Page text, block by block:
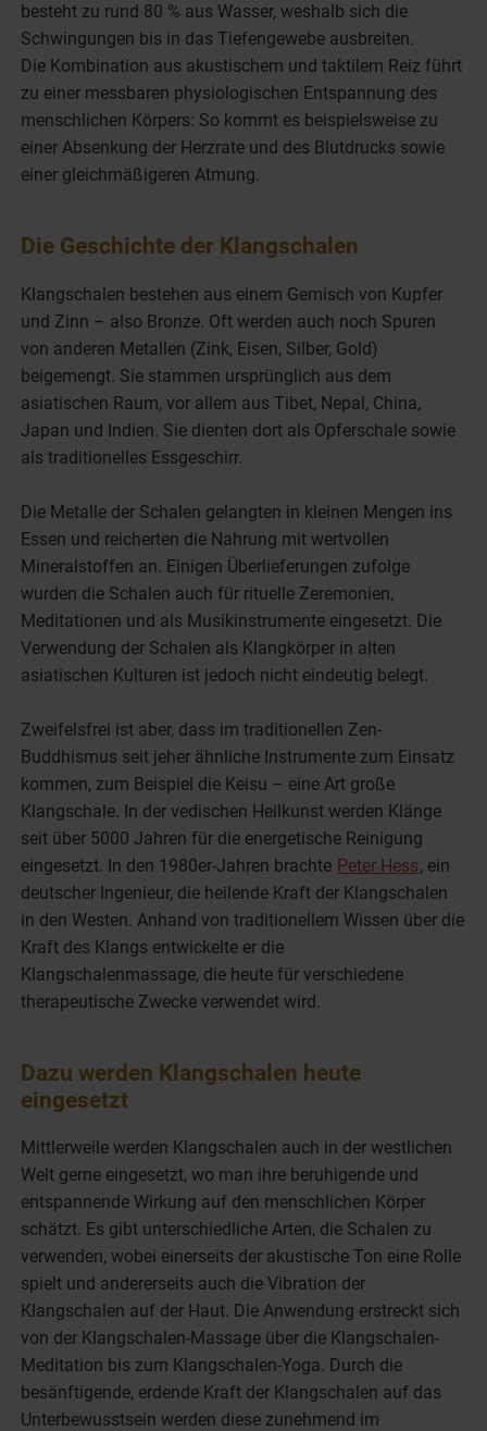
besteht zu rund 80 % aus Wasser, weshalb sich die
Schwingungen bis in das Tiefengewebe ausbreiten.
Die Kombination aus akustischem und taktilem Reiz führt
zu einer messbaren physiologischen Entspannung des
menschlichen Körpers: So kommt es beispielsweise zu
einer Absenkung der Herzrate und des Blutdrucks sowie
einer gleichmäßigeren Atmung.
Die Geschichte der Klangschalen
Klangschalen bestehen aus einem Gemisch von Kupfer
und Zinn – also Bronze. Oft werden auch noch Spuren
von anderen Metallen (Zink, Eisen, Silber, Gold)
beigemengt. Sie stammen ursprünglich aus dem
asiatischen Raum, vor allem aus Tibet, Nepal, China,
Japan und Indien. Sie dienten dort als Opferschale sowie
als traditionelles Essgeschirr.
Die Metalle der Schalen gelangten in kleinen Mengen ins
Essen und reicherten die Nahrung mit wertvollen
Mineralstoffen an. Einigen Überlieferungen zufolge
wurden die Schalen auch für rituelle Zeremonien,
Meditationen und als Musikinstrumente eingesetzt. Die
Verwendung der Schalen als Klangkörper in alten
asiatischen Kulturen ist jedoch nicht eindeutig belegt.
Zweifelsfrei ist aber, dass im traditionellen Zen-
Buddhismus seit jeher ähnliche Instrumente zum Einsatz
kommen, zum Beispiel die Keisu – eine Art große
Klangschale. In der vedischen Heilkunst werden Klänge
seit über 5000 Jahren für die energetische Reinigung
eingesetzt. In den 1980er-Jahren brachte Peter Hess, ein
deutscher Ingenieur, die heilende Kraft der Klangschalen
in den Westen. Anhand von traditionellem Wissen über die
Kraft des Klangs entwickelte er die
Klangschalenmassage, die heute für verschiedene
therapeutische Zwecke verwendet wird.
Dazu werden Klangschalen heute
eingesetzt
Mittlerweile werden Klangschalen auch in der westlichen
Welt gerne eingesetzt, wo man ihre beruhigende und
entspannende Wirkung auf den menschlichen Körper
schätzt. Es gibt unterschiedliche Arten, die Schalen zu
verwenden, wobei einerseits der akustische Ton eine Rolle
spielt und andererseits auch die Vibration der
Klangschalen auf der Haut. Die Anwendung erstreckt sich
von der Klangschalen-Massage über die Klangschalen-
Meditation bis zum Klangschalen-Yoga. Durch die
besänftigende, erdende Kraft der Klangschalen auf das
Unterbewusstsein werden diese zunehmend im